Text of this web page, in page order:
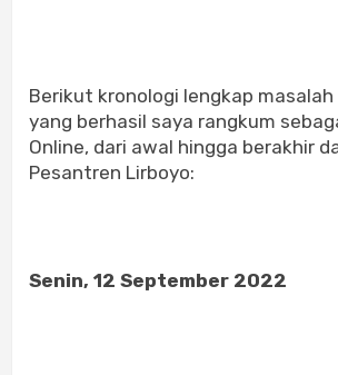
Berikut kronologi lengkap masalah
yang berhasil saya rangkum
Online, dari awal hingga berakhir
Pesantren Lirboyo:
Senin, 12 September 2022